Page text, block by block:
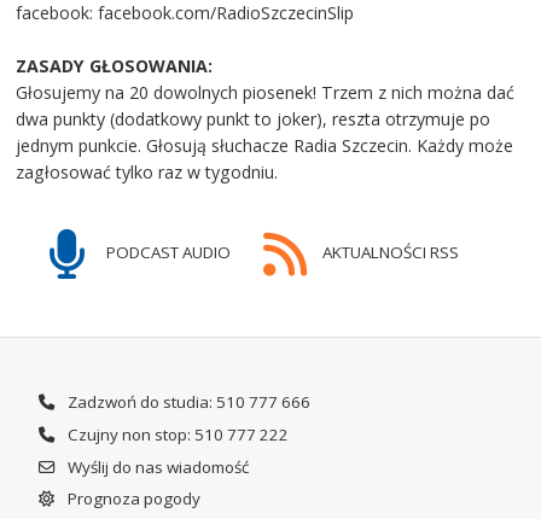
facebook: facebook.com/RadioSzczecinSlip
ZASADY GŁOSOWANIA:
Głosujemy na 20 dowolnych piosenek! Trzem z nich można dać
dwa punkty (dodatkowy punkt to joker), reszta otrzymuje po
jednym punkcie. Głosują słuchacze Radia Szczecin. Każdy może
zagłosować tylko raz w tygodniu.
PODCAST AUDIO AKTUALNOŚCI RSS
Zadzwoń do studia: 510 777 666
Czujny non stop: 510 777 222
Wyślij do nas wiadomość
Prognoza pogody